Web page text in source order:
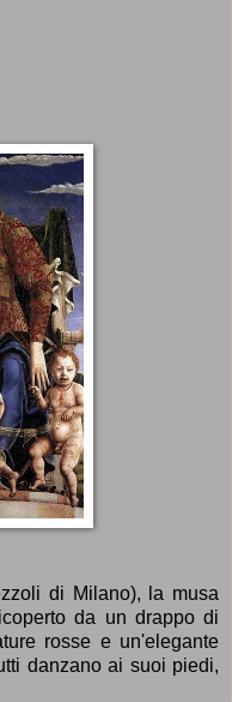
di Milano), la musa
da un drappo di
rosse e un'elegante
danzano ai suoi piedi,